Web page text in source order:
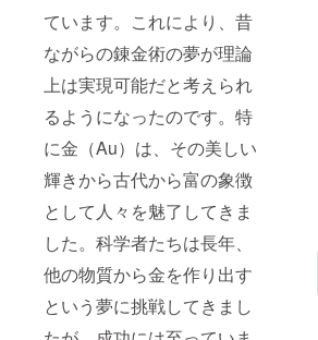
ています。これにより、昔
ながらの錬金術の夢が理論
上は実現可能だと考えられ
るようになったのです。特
に金（Au）は、その美しい
輝きから古代から富の象徴
として人々を魅了してきま
した。科学者たちは長年、
他の物質から金を作り出す
という夢に挑戦してきまし